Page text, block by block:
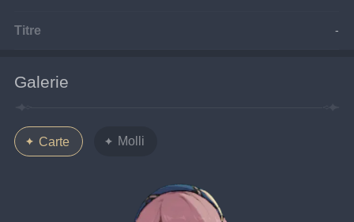
Titre -
Galerie
Carte Molli